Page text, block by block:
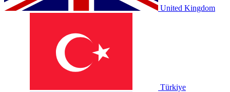
United Kingdom
Türkiye